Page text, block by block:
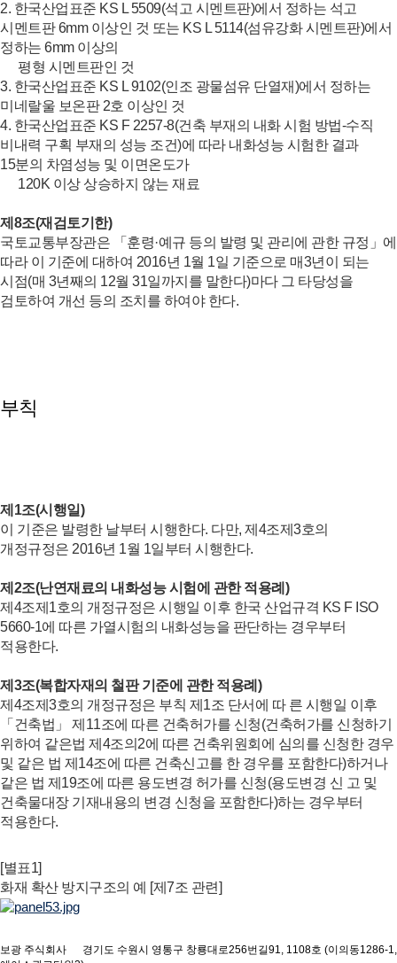
2. 한국산업표준 KS L 5509(석고 시멘트판)에서 정하는 석고
시멘트판 6mm 이상인 것 또는 KS L 5114(섬유강화 시멘트판)에서
정하는 6mm 이상의
평형 시멘트판인 것
3. 한국산업표준 KS L 9102(인조 광물섬유 단열재)에서 정하는
미네랄울 보온판 2호 이상인 것
4. 한국산업표준 KS F 2257-8(건축 부재의 내화 시험 방법-수직
비내력 구획 부재의 성능 조건)에 따라 내화성능 시험한 결과
15분의 차염성능 및 이면온도가
120K 이상 상승하지 않는 재료
제8조(재검토기한)
국토교통부장관은 「훈령·예규 등의 발령 및 관리에 관한 규정」에
따라 이 기준에 대하여 2016년 1월 1일 기준으로 매3년이 되는
시점(매 3년째의 12월 31일까지를 말한다)마다 그 타당성을
검토하여 개선 등의 조치를 하여야 한다.
부칙
제1조(시행일)
이 기준은 발령한 날부터 시행한다. 다만, 제4조제3호의
개정규정은 2016년 1월 1일부터 시행한다.
제2조(난연재료의 내화성능 시험에 관한 적용례)
제4조제1호의 개정규정은 시행일 이후 한국 산업규격 KS F ISO
5660-1에 따른 가열시험의 내화성능을 판단하는 경우부터
적용한다.
제3조(복합자재의 철판 기준에 관한 적용례)
제4조제3호의 개정규정은 부칙 제1조 단서에 따 른 시행일 이후
「건축법」 제11조에 따른 건축허가를 신청(건축허가를 신청하기
위하여 같은법 제4조의2에 따른 건축위원회에 심의를 신청한 경우
및 같은 법 제14조에 따른 건축신고를 한 경우를 포함한다)하거나
같은 법 제19조에 따른 용도변경 허가를 신청(용도변경 신 고 및
건축물대장 기재내용의 변경 신청을 포함한다)하는 경우부터
적용한다.
[별표1]
화재 확산 방지구조의 예 [제7조 관련]
보광 주식회사 경기도 수원시 영통구 창룡대로256번길91, 1108호 (이의동1286-1,